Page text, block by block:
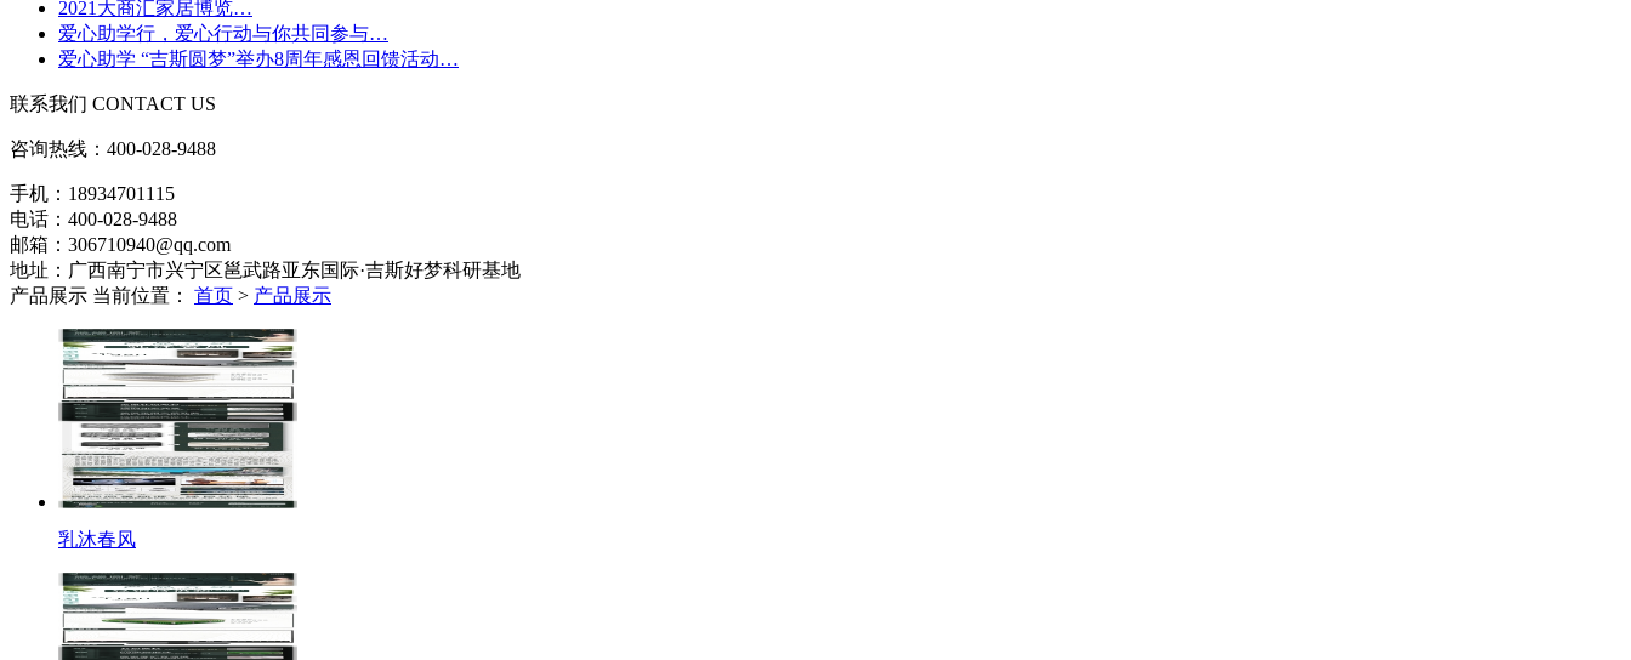
2021大商汇家居博览…
爱心助学行，爱心行动与你共同参与…
爱心助学 “吉斯圆梦”举办8周年感恩回馈活动…
联系我们 CONTACT US
咨询热线： 400-028-9488
手机：18934701115
电话：400-028-9488
邮箱：306710940@qq.com
地址：广西南宁市兴宁区邕武路亚东国际·吉斯好梦科研基地
产品展示 当前位置： 首页 > 产品展示
乳沐春风